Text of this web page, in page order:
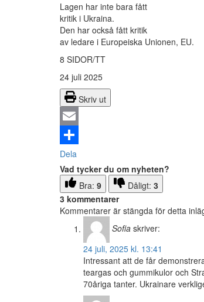
Lagen har inte bara fått
kritik i Ukraina.
Den har också fått kritik
av ledare i Europeiska Unionen, EU.
8 SIDOR/TT
24 juli 2025
Skriv ut
Email
Dela
Vad tycker du om nyheten?
Bra: 9 Dåligt: 3
3 kommentarer
Kommentarer är stängda för detta
Sofia skriver:
24 juli, 2025 kl. 13:41
Intressant att de får
teargas och gummikulor och
70åriga tanter. Ukrainare